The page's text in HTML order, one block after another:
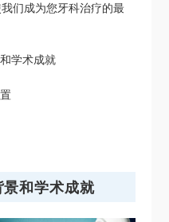
们成为您牙科治疗的最
学术成就
和学术成就